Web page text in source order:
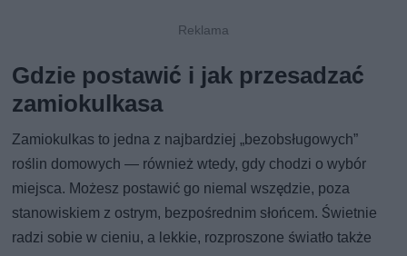
Gdzie postawić i jak przesadzać
zamiokulkasa
Zamiokulkas to jedna z najbardziej „bezobsługowych”
roślin domowych — również wtedy, gdy chodzi o wybór
miejsca. Możesz postawić go niemal wszędzie, poza
stanowiskiem z ostrym, bezpośrednim słońcem. Świetnie
radzi sobie w cieniu, a lekkie, rozproszone światło także